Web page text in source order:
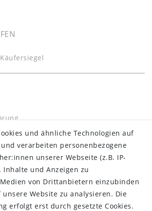
und ähnliche Technologien auf
verarbeiten personenbezogene
unserer Webseite (z.B. IP-
Inhalte und Anzeigen zu
von Drittanbietern einzubinden
Website zu analysieren. Die
erfolgt erst durch gesetzte Cookies.